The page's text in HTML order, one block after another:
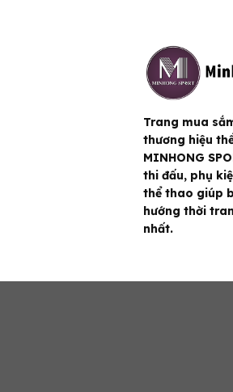
Trang mua
thương hiệu
MINHONG
thi đấu, phụ
thể thao giúp
hướng thời
nhất.